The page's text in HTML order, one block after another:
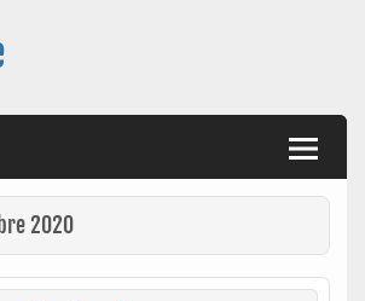
technologiques , de l'handisport , des
sur les vaccins, de leur impact sur la
2020